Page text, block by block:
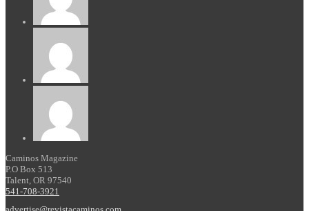
Caminos Magazine
P.O Box 513
Talent, OR 97540
541-708-3921